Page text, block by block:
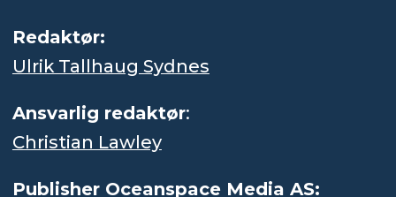
Redaktør:
Ulrik Tallhaug Sydnes
Ansvarlig redaktør:
Christian Lawley
Publisher Oceanspace Media AS: